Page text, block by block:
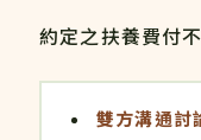
約定之扶養費付
雙方溝通討